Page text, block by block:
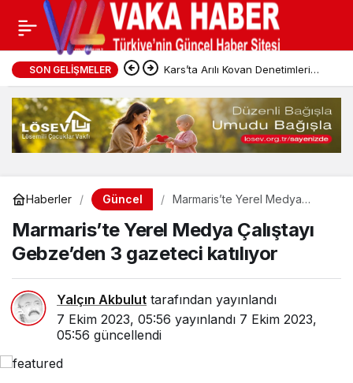
SON GELIŞMELER Kars’ta Arılı Kovan Denetimleri
Sürüyor
Haberler Güncel
Marmaris’te Yerel Medya
gazeteci katılıyor
Marmaris’te Yerel Medya Çalıştayı
Gebze’den 3 gazeteci katılıyor
Yalçın Akbulut tarafından yayınlandı
7 Ekim 2023, 05:56 yayınlandı 7 Ekim 2023,
05:56 güncellendi